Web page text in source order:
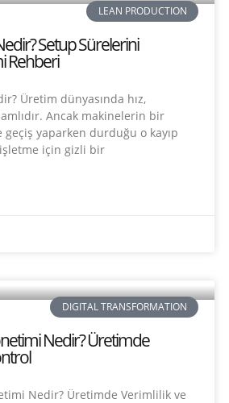
LEAN PRODUCTION
Setup Sürelerini
Rehberi
Üretim dünyasında hız,
Ancak makinelerin bir
yaparken durduğu o kayıp
için gizli bir
DIGITAL TRANSFORMATION
Nedir? Üretimde
Nedir? Üretimde Verimlilik ve